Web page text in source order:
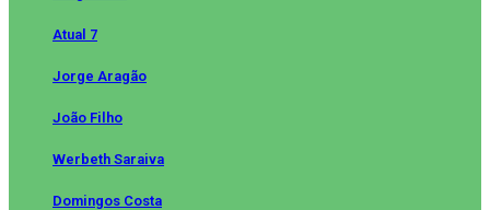
Atual 7
Jorge Aragão
João Filho
Werbeth Saraiva
Domingos Costa